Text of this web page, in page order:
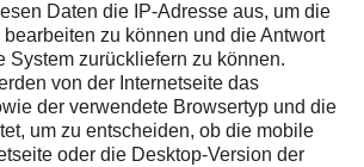
Daten die IP-Adresse aus, um die
zu können und die Antwort
System zurückliefern zu können.
von der Internetseite das
der verwendete Browsertyp und die
um zu entscheiden, ob die mobile
oder die Desktop-Version der